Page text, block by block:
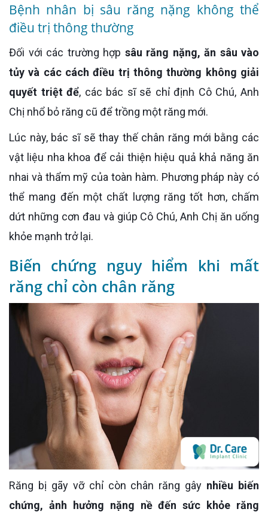
Bệnh nhân bị sâu răng nặng không thể
điều trị thông thường
Đối với các trường hợp sâu răng nặng, ăn sâu vào
tủy và các cách điều trị thông thường không giải
quyết triệt để, các bác sĩ sẽ chỉ định Cô Chú, Anh
Chị nhổ bỏ răng cũ để trồng một răng mới.
Lúc này, bác sĩ sẽ thay thế chân răng mới bằng các
vật liệu nha khoa để cải thiện hiệu quả khả năng ăn
nhai và thẩm mỹ của toàn hàm. Phương pháp này có
thể mang đến một chất lượng răng tốt hơn, chấm
dứt những cơn đau và giúp Cô Chú, Anh Chị ăn uống
khỏe mạnh trở lại.
Biến chứng nguy hiểm khi mất
răng chỉ còn chân răng
Răng bị gãy vỡ chỉ còn chân răng gây nhiều biến
chứng, ảnh hưởng nặng nề đến sức khỏe răng